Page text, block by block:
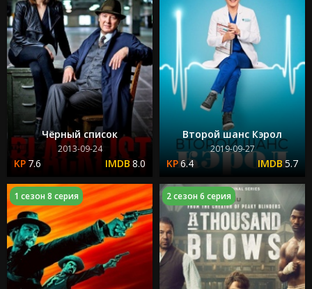
Чёрный список
2013-09-24
7.6 8.0
Второй шанс Кэрол
2019-09-27
6.4 5.7
1 сезон 8 серия 2 сезон 6 серия